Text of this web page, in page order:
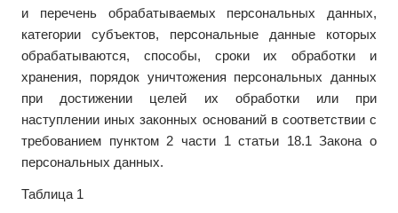
и перечень обрабатываемых персональных данных,
категории субъектов, персональные данные которых
обрабатываются, способы, сроки их обработки и
хранения, порядок уничтожения персональных данных
при достижении целей их обработки или при
наступлении иных законных оснований в соответствии с
требованием пунктом 2 части 1 статьи 18.1 Закона о
персональных данных.
Таблица 1